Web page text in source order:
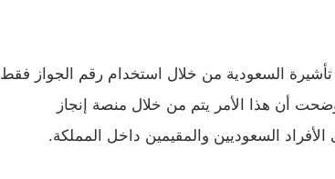
تأشيرة السعودية من خلال استخدام رقم الجواز فقط
أن هذا الأمر يتم من خلال منصة إنجاز
الأفراد السعوديين والمقيمين داخل المملكة.